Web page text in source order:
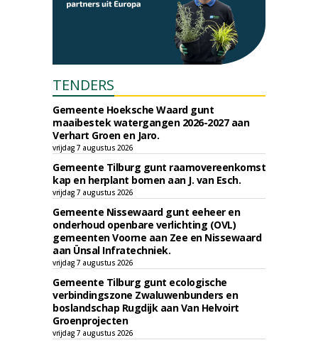
TENDERS
Gemeente Hoeksche Waard gunt
maaibestek watergangen 2026-2027 aan
Verhart Groen en Jaro.
vrijdag 7 augustus 2026
Gemeente Tilburg gunt raamovereenkomst
kap en herplant bomen aan J. van Esch.
vrijdag 7 augustus 2026
Gemeente Nissewaard gunt eeheer en
onderhoud openbare verlichting (OVL)
gemeenten Voorne aan Zee en Nissewaard
aan Ünsal Infratechniek.
vrijdag 7 augustus 2026
Gemeente Tilburg gunt ecologische
verbindingszone Zwaluwenbunders en
boslandschap Rugdijk aan Van Helvoirt
Groenprojecten
vrijdag 7 augustus 2026